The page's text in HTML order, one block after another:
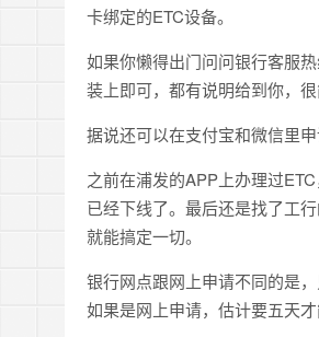
卡绑定的ETC设备。
如果你懒得出门问问银行客服
装上即可，都有说明给到你，很
据说还可以在支付宝和微信里
之前在浦发的APP上办理过
已经下线了。最后还是找了工
就能搞定一切。
银行网点跟网上申请不同的是
如果是网上申请，估计要五天才